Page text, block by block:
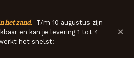
het zand. T/m 10 augustus zijn
en kan je levering 1 tot 4
het snelst:
×